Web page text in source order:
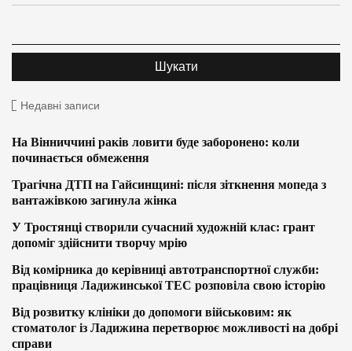
Недавні записи
На Вінниччині раків ловити буде заборонено: коли
починається обмеження
Трагічна ДТП на Гайсинщині: після зіткнення мопеда з
вантажівкою загинула жінка
У Тростянці створили сучасний художній клас: грант
допоміг здійснити творчу мрію
Від комірника до керівниці автотранспортної служби:
працівниця Ладижинської ТЕС розповіла свою історію
Від розвитку клініки до допомоги військовим: як
стоматолог із Ладижина перетворює можливості на добрі
справи